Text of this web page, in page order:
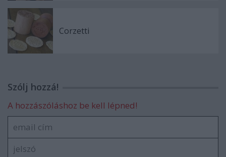
Corzetti
Szólj hozzá!
A hozzászóláshoz be kell lépned!